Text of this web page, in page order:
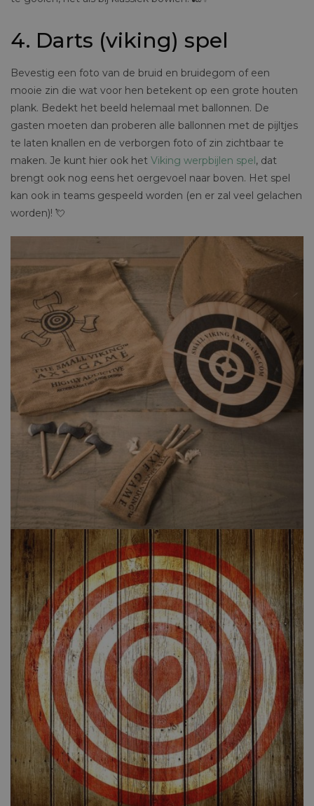
4. Darts (viking) spel
Bevestig een foto van de bruid en bruidegom of een
mooie zin die wat voor hen betekent op een grote houten
plank. Bedekt het beeld helemaal met ballonnen. De
gasten moeten dan proberen alle ballonnen met de pijltjes
te laten knallen en de verborgen foto of zin zichtbaar te
maken. Je kunt hier ook het Viking werpbijlen spel , dat
brengt ook nog eens het oergevoel naar boven. Het spel
kan ook in teams gespeeld worden (en er zal veel gelachen
worden)! 💘